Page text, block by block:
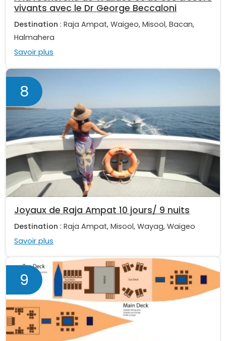
vivants avec le Dr George Beccaloni
Destination : Raja Ampat, Waigeo, Misool, Bacan,
Halmahera
Savoir plus
8
Joyaux de Raja Ampat 10 jours/ 9 nuits
Destination : Raja Ampat, Misool, Wayag, Waigeo
Savoir plus
9